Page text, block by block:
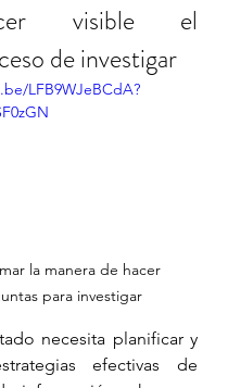
visible el
de investigar
LFB9WJeBCdA?
la manera de hacer
para investigar
necesita planificar y
efectivas de